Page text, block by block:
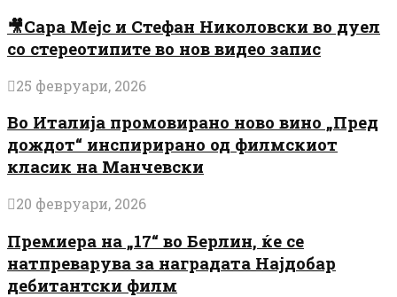
🎥Сара Мејс и Стефан Николовски во дуел
со стереотипите во нов видео запис
25 февруари, 2026
Во Италија промовирано ново вино „Пред
дождот“ инспирирано од филмскиот
класик на Манчевски
20 февруари, 2026
Премиера на „17“ во Берлин, ќе се
натпреварува за наградата Најдобар
дебитантски филм